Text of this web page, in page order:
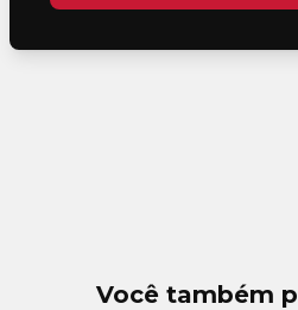
Você também